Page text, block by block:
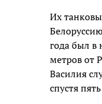
Их
года был в
метров от
Василия
спустя